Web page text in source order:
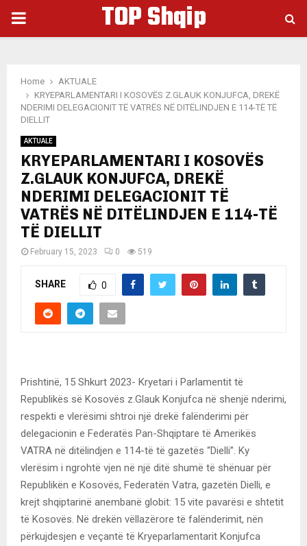
PRIMARY
TOP Shqip
Home
AKTUALE
KRYEPARLAMENTARI I KOSOVËS Z.GLAUK KONJUFCA, DREKË
NDERIMI DELEGACIONIT TË VATRËS NË DITËLINDJEN E 114-TË TË
DIELLIT
AKTUALE
KRYEPARLAMENTARI I KOSOVËS
Z.GLAUK KONJUFCA, DREKË
NDERIMI DELEGACIONIT TË
VATRËS NË DITËLINDJEN E 114-TË
TË DIELLIT
February 15, 2023 0 519
SHARE 0
Prishtinë, 15 Shkurt 2023- Kryetari i Parlamentit të
Republikës së Kosovës z.Glauk Konjufca në shenjë nderimi,
respekti e vlerësimi shtroi një drekë falënderimi për
delegacionin e Federatës Pan-Shqiptare të Amerikës
VATRA në ditëlindjen e 114-të të gazetës “Dielli”. Ky
vlerësim i ngrohtë vjen në një ditë shumë të shënuar për
Republikën e Kosovës, Federatën Vatra, gazetën Dielli, e
krejt shqiptarinë anembanë globit: 15 vite pavarësi e shtetit
të Kosovës. Në drekën vëllazërore të falënderimit, nën
përkujdesjen e veçantë të Kryeparlamentarit Konjufca